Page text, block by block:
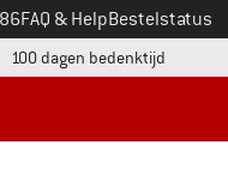
FAQ & HelpBestelstatus
in een infovak
100 dagen bedenktijd Vind